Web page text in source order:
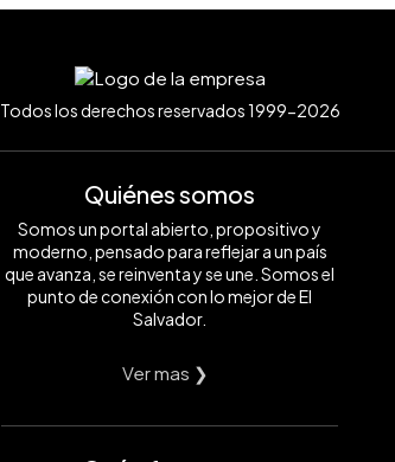
Todos los derechos reservados 1999-2026
Quiénes somos
Somos un portal abierto, propositivo y
moderno, pensado para reflejar a un país
que avanza, se reinventa y se une. Somos el
punto de conexión con lo mejor de El
Salvador.
Ver mas ❯